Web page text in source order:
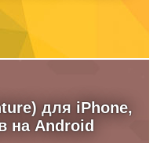
для iPhone,
на Android